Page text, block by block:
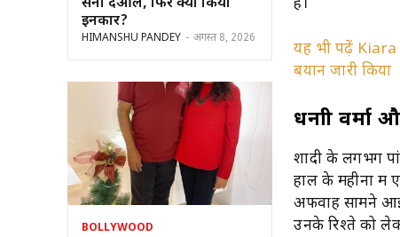
सनी देओल, फिर क्यों किया
इनकार?
HIMANSHU PANDEY - अगस्त 8, 2026
BOLLYWOOD
है।
यह भी पढ़ें Kiara
बयान जारी किया
धनाश्री
शादी के लगभग
हाल के महीनों में
अफवाहें सामने आई
उनके रिश्ते को